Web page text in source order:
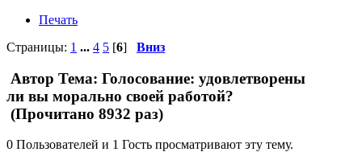
Печать
Страницы: 1 ... 4 5 [6] Вниз
Автор Тема: Голосование: удовлетворены
ли вы морально своей работой?
(Прочитано 8932 раз)
0 Пользователей и 1 Гость просматривают эту тему.